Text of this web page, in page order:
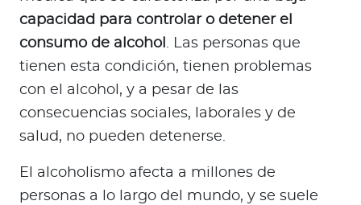
capacidad para controlar o detener el
consumo de alcohol . Las personas que
tienen esta condición, tienen problemas
con el alcohol, y a pesar de las
consecuencias sociales, laborales y de
salud, no pueden detenerse.
El alcoholismo afecta a millones de
personas a lo largo del mundo, y se suele